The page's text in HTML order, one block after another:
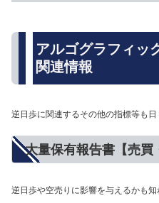
アルゴグラフィッ
関連情報
逆日歩に関連するその他の指標等も日
大量保有報告書【売買
逆日歩や空売りに影響を与えるかも知